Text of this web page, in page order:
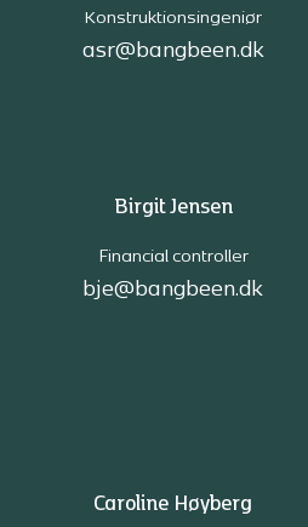
Konstruktionsingeniør
asr@bangbeen.dk
Birgit Jensen
Financial controller
bje@bangbeen.dk
Caroline Høyberg